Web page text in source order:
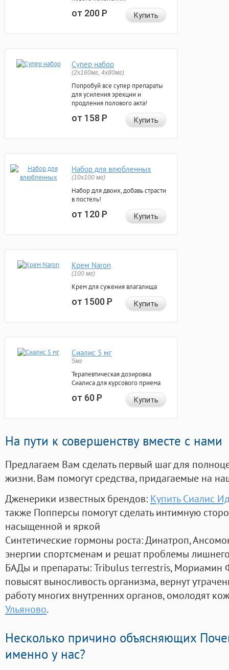
от 200Р Купить
Супер набор
(2х160мг, 4х80мг)
Попробуй все супер препараты
для усиления эрекции и
продления полового акта!
от 158Р Купить
Набор для влюбленных
(10х100 мг)
Набор для двоих, добавь страсти
в постель!
от 120Р Купить
Крем Naron
(100 мг)
Крем для сужения влагалища
от 1500Р Купить
Сиалис 5 мг
5мг
Терапевтическая дозировка
Сиалиса для курсового приема
от 60Р Купить
На пути к совершенству вместе с нами
Предлагаем Вам сделать первый шаг для
жизни. Вам помогут средства, придагаемые на
Дженерики известных брендов: Купить Сиалис
также Попперсы помогут сделать интимную
насыщенной и яркой
Синтетические гормоны роста: Динатроп,
энергии спортсменам и решат проблемы
БАДы и препараты:Tribulus terrestris, Мориамин
повысят выносливость организма, вернут
работу многих внутренних органов, омолодят
Ульяново.
Несколько причино объясняющих
именно у нас?